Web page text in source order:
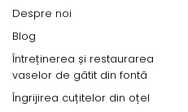
Despre noi
Blog
Întreținerea și restaurarea
vaselor de gătit din fontă
Îngrijirea cuțitelor din oțel